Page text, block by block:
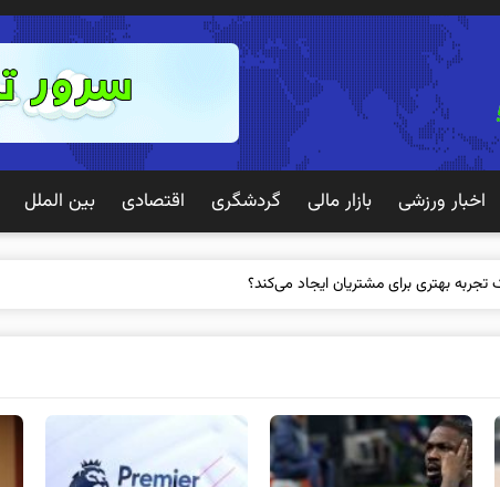
اخبار ورزشی بازار مالی گردشگری اقتصادی بین الملل